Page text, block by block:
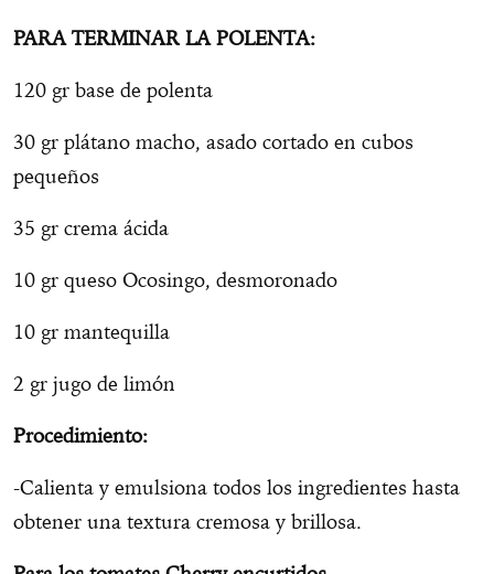
PARA TERMINAR LA POLENTA:
120 gr base de polenta
30 gr plátano macho, asado cortado en cubos
pequeños
35 gr crema ácida
10 gr queso Ocosingo, desmoronado
10 gr mantequilla
2 gr jugo de limón
Procedimiento:
-Calienta y emulsiona todos los ingredientes hasta
obtener una textura cremosa y brillosa.